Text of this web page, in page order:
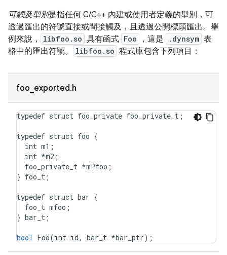
可觸及型別是指任何 C/C++ 內建或使用者定義的型別，可
透過匯出的符號直接或間接觸及，且透過公開標頭匯出。舉
例來說，
libfoo.so 具有函式 Foo ，這是 .dynsym 表
格中的匯出符號。
libfoo.so 程式庫包含下列項目：
foo_exported.h
typedef struct foo_private foo_private_t ;
typedef struct foo {
int m1 ;
int *m2 ;
foo_private_t *mPfoo ;
} foo_t ;
typedef struct bar {
foo_t mfoo ;
} bar_t ;
bool Foo(int id, bar_t *bar_ptr);